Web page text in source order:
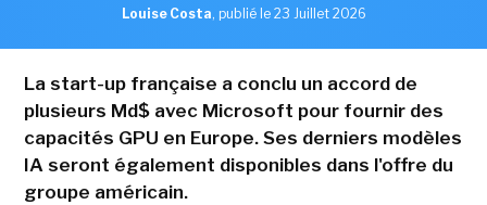
Louise Costa, publié le 23 Juillet 2026
La start-up française a conclu un accord de
plusieurs Md$ avec Microsoft pour fournir des
capacités GPU en Europe. Ses derniers modèles
IA seront également disponibles dans l'offre du
groupe américain.